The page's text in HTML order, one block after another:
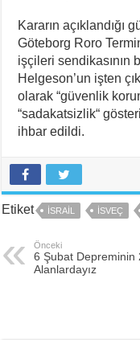
Kararın açıklandığı
Göteborg Roro
işçileri sendikasının
Helgeson’un işten
olarak “güvenlik
“sadakatsizlik“
ihbar edildi.
Etiket ISRAIL ISVEÇ
Önceki
6 Şubat Depreminin
Alanlardayız